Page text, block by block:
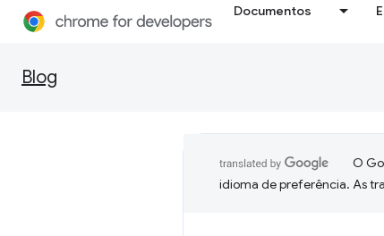
Documentos
Blog
O
idioma de preferência. As